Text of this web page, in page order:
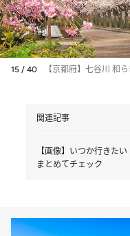
15 / 40 【京都府】七谷川 和ら
関連記事
【画像】いつか行きた
まとめてチェック